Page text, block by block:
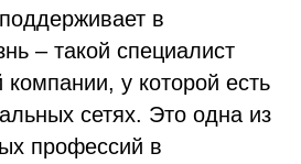
в
– такой специалист
у которой есть
сетях. Это одна из
профессий в